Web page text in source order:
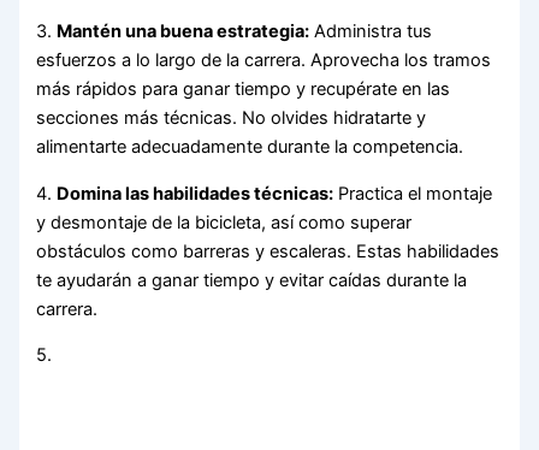
3. Mantén una buena estrategia: Administra tus
esfuerzos a lo largo de la carrera. Aprovecha los tramos
más rápidos para ganar tiempo y recupérate en las
secciones más técnicas. No olvides hidratarte y
alimentarte adecuadamente durante la competencia.
4. Domina las habilidades técnicas: Practica el montaje
y desmontaje de la bicicleta, así como superar
obstáculos como barreras y escaleras. Estas habilidades
te ayudarán a ganar tiempo y evitar caídas durante la
carrera.
5.